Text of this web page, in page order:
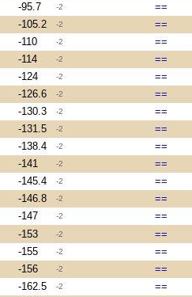
-95.7 -2
==
-105.2 -2
==
-110 -2
==
-114 -2
==
-124 -2
==
-126.6 -2
==
-130.3 -2
==
-131.5 -2
==
-138.4 -2
==
-141 -2
==
-145.4 -2
==
-146.8 -2
==
-147 -2
==
-153 -2
==
-155 -2
==
-156 -2
==
-162.5 -2
==